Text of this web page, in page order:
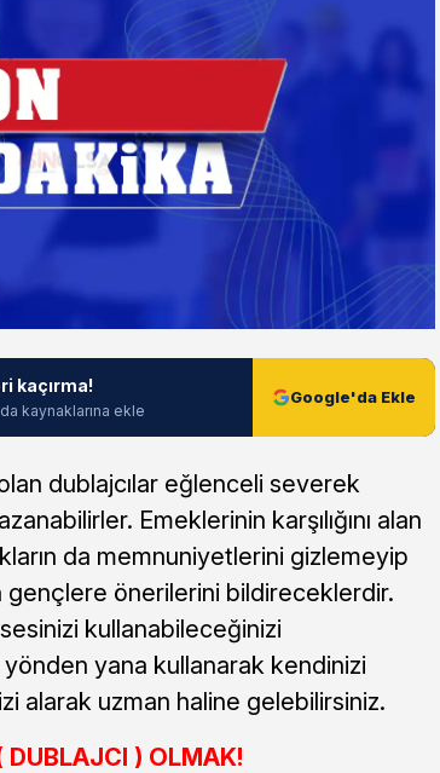
kaçırma!
kaynaklarına ekle
Google'da Ekle
dublajcılar eğlenceli severek
Emeklerinin karşılığını alan
da memnuniyetlerini gizlemeyip
önerilerini bildireceklerdir.
kullanabileceğinizi
yana kullanarak kendinizi
alarak uzman haline gelebilirsiniz.
DUBLAJCI ) OLMAK!